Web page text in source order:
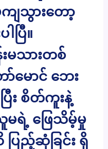
ျသွားတော့
ပြီ။
မသားတစ်
မောင် ဘေး
ြီး စိတ်ကူးနဲ့
ရဲ့ ဖြေသိမ့်မှု
ည့်ဆုံခြင်း ရှိ